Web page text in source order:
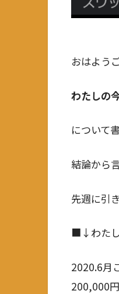
おはよう
わたしの
について
結論から
先週に引
■↓わたし
2020.6月
200,000